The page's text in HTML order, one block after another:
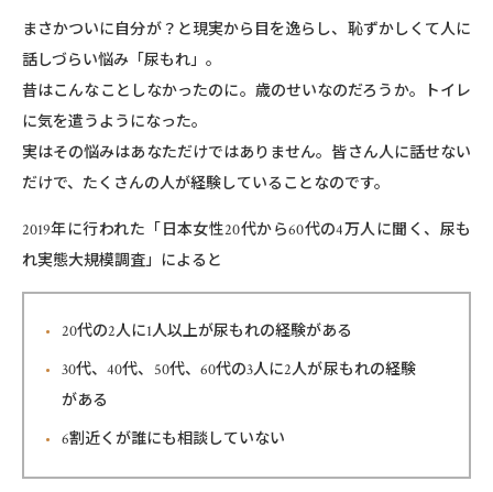
まさかついに⾃分が？と現実から⽬を逸らし、恥ずかしくて⼈に
話しづらい悩み「尿もれ」。
昔はこんなことしなかったのに。歳のせいなのだろうか。トイレ
に気を遣うようになった。
実はその悩みはあなただけではありません。皆さん⼈に話せない
だけで、たくさんの⼈が経験していることなのです。
2019年に⾏われた「⽇本⼥性20代から60代の4万⼈に聞く、尿も
れ実態⼤規模調査」によると
20代の2⼈に1⼈以上が尿もれの経験がある
30代、40代、50代、60代の3⼈に2⼈が尿もれの経験
がある
6割近くが誰にも相談していない